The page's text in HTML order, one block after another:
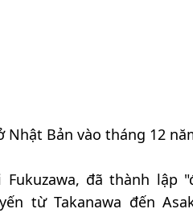
Bản vào tháng 12
Fukuzawa, đã thành lập
từ Takanawa đến